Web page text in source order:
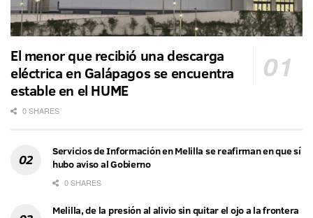
El menor que recibió una descarga
eléctrica en Galápagos se encuentra
estable en el HUME
0 SHARES
Servicios de Información en Melilla se reafirman en que sí
hubo aviso al Gobierno
0 SHARES
Melilla, de la presión al alivio sin quitar el ojo a la frontera